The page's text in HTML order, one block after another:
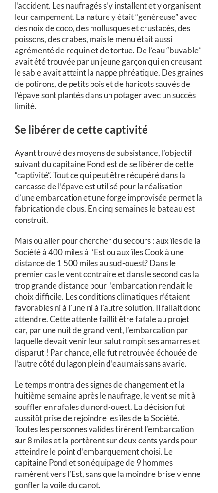
l’accident. Les naufragés s’y installent et y organisent
leur campement. La nature y était “généreuse” avec
des noix de coco, des mollusques et crustacés, des
poissons, des crabes, mais le menu était aussi
agrémenté de requin et de tortue. De l’eau “buvable”
avait été trouvée par un jeune garçon qui en creusant
le sable avait atteint la nappe phréatique. Des graines
de potirons, de petits pois et de haricots sauvés de
l’épave sont plantés dans un potager avec un succès
limité.
Se libérer de cette captivité
Ayant trouvé des moyens de subsistance, l’objectif
suivant du capitaine Pond est de se libérer de cette
“captivité”. Tout ce qui peut être récupéré dans la
carcasse de l’épave est utilisé pour la réalisation
d’une embarcation et une forge improvisée permet la
fabrication de clous. En cinq semaines le bateau est
construit.
Mais où aller pour chercher du secours : aux îles de la
Société à 400 miles à l’Est ou aux îles Cook à une
distance de 1 500 miles au sud-ouest? Dans le
premier cas le vent contraire et dans le second cas la
trop grande distance pour l’embarcation rendait le
choix difficile. Les conditions climatiques n’étaient
favorables ni à l’une ni à l’autre solution. Il fallait donc
attendre. Cette attente faillit être fatale au projet
car, par une nuit de grand vent, l’embarcation par
laquelle devait venir leur salut rompit ses amarres et
disparut ! Par chance, elle fut retrouvée échouée de
l’autre côté du lagon plein d’eau mais sans avarie.
Le temps montra des signes de changement et la
huitième semaine après le naufrage, le vent se mit à
souffler en rafales du nord-ouest. La décision fut
aussitôt prise de rejoindre les îles de la Société.
Toutes les personnes valides tirèrent l’embarcation
sur 8 miles et la portèrent sur deux cents yards pour
atteindre le point d’embarquement choisi. Le
capitaine Pond et son équipage de 9 hommes
ramèrent vers l’Est, sans que la moindre brise vienne
gonfler la voile du canot.